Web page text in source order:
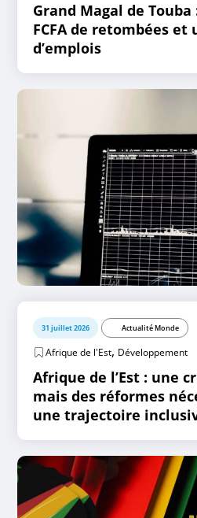
Grand Magal de
FCFA de retombées
d’emplois
31 juillet 2026 Actualité Monde
Afrique de l'Est, Développement
Afrique de l’Est : une
mais des réformes
une trajectoire